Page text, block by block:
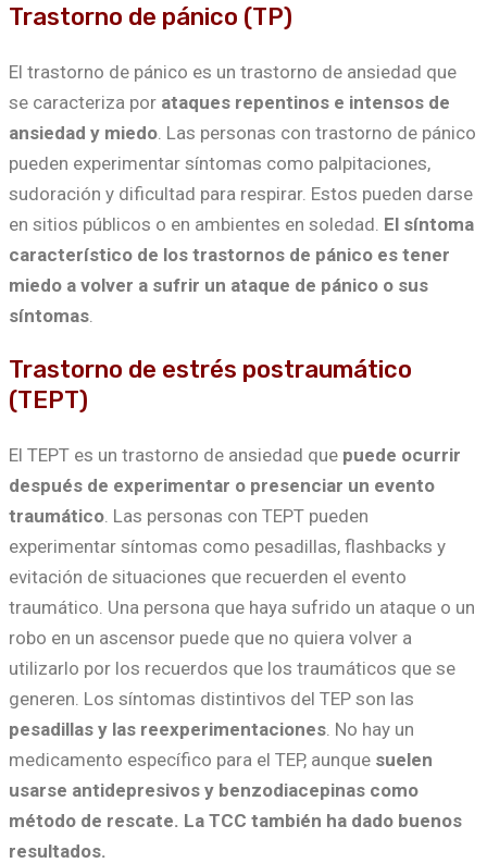
Trastorno de pánico (TP)
El trastorno de pánico es un trastorno de ansiedad que
se caracteriza por ataques repentinos e intensos de
ansiedad y miedo . Las personas con trastorno de pánico
pueden experimentar síntomas como palpitaciones,
sudoración y dificultad para respirar. Estos pueden darse
en sitios públicos o en ambientes en soledad. El síntoma
característico de los trastornos de pánico es tener
miedo a volver a sufrir un ataque de pánico o sus
síntomas
Trastorno de estrés postraumático
(TEPT)
El TEPT es un trastorno de ansiedad que puede ocurrir
después de experimentar o presenciar un evento
traumático . Las personas con TEPT pueden
experimentar síntomas como pesadillas, flashbacks y
evitación de situaciones que recuerden el evento
traumático. Una persona que haya sufrido un ataque o un
robo en un ascensor puede que no quiera volver a
utilizarlo por los recuerdos que los traumáticos que se
generen. Los síntomas distintivos del TEP son las
pesadillas y las reexperimentaciones . No hay un
medicamento específico para el TEP, aunque suelen
usarse antidepresivos y benzodiacepinas como
método de rescate. La TCC también ha dado buenos
resultados.